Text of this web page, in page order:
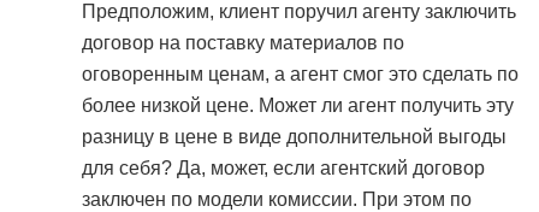
Предположим, клиент поручил агенту заключить
договор на поставку материалов по
оговоренным ценам, а агент смог это сделать по
более низкой цене. Может ли агент получить эту
разницу в цене в виде дополнительной выгоды
для себя? Да, может, если агентский договор
заключен по модели комиссии. При этом по